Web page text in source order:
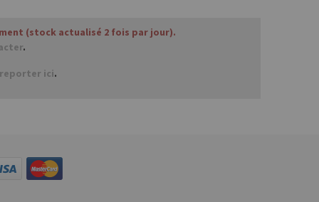
(stock actualisé 2 fois par jour).
.
ici.